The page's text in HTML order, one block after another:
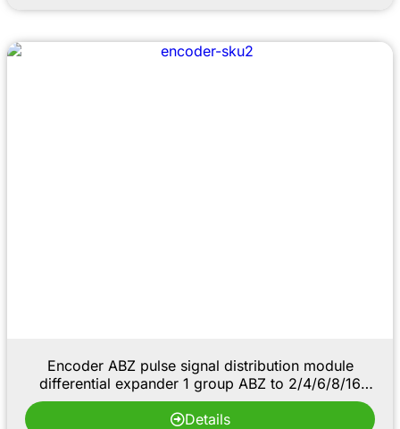
Encoder ABZ pulse signal distribution module
differential expander 1 group ABZ to 2/4/6/8/16
multiplex
Details